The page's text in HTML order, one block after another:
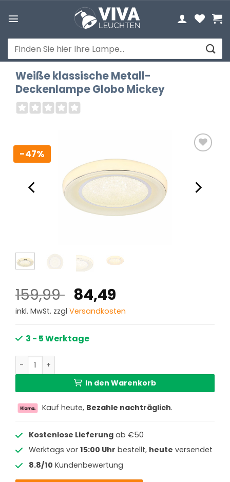
Inhalt
Suchen
nach:
Weiße klassische Metall-
Deckenlampe Globo Mickey
-47%
159,99 Ursprünglicher
Preis
159,99 €
84,49
Preis
inkl. MwSt. zzgl Versandkosten
3 - 5 Werktage
Weiße klassische Metall-Deckenlampe Globo Mickey
In den Warenkorb
Kauf heute, Bezahle nachträglich.
Kostenlose Lieferungab €50
Werktags vor 15:00 Uhr bestellt, heute versendet
8.8/10 Kundenbewertung